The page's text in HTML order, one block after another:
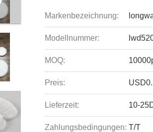
Markenbezeichnung:
Modellnummer:
MOQ:
Preis:
Lieferzeit: 10-
Zahlungsbedingungen: T/T